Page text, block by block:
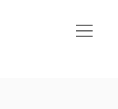
menüyü
aç